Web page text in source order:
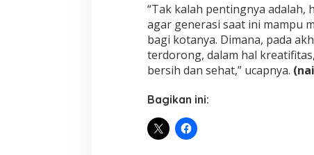
“Tak kalah pentingnya adalah,
agar generasi saat ini mampu
bagi kotanya. Dimana, pada
terdorong, dalam hal
bersih dan sehat,” ucapnya.
Bagikan ini: